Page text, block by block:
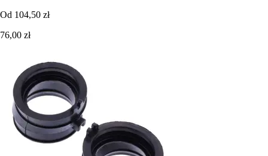
Od 104,50 zł
76,00 zł